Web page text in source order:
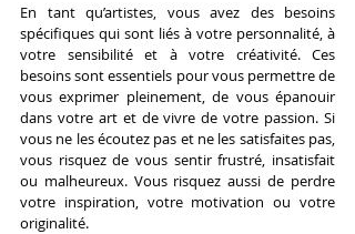
En tant qu’artistes, vous avez des besoins
spécifiques qui sont liés à votre personnalité, à
votre sensibilité et à votre créativité. Ces
besoins sont essentiels pour vous permettre de
vous exprimer pleinement, de vous épanouir
dans votre art et de vivre de votre passion. Si
vous ne les écoutez pas et ne les satisfaites pas,
vous risquez de vous sentir frustré, insatisfait
ou malheureux. Vous risquez aussi de perdre
votre inspiration, votre motivation ou votre
originalité.